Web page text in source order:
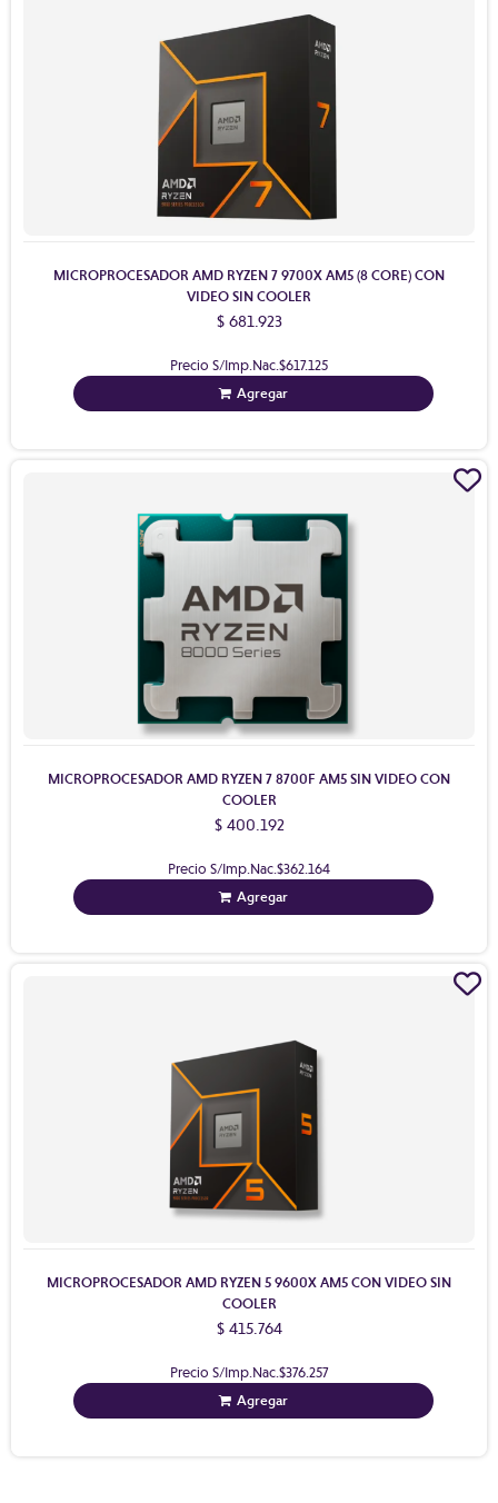
MICROPROCESADOR AMD RYZEN 7 9700X AM5 (8 CORE) CON
VIDEO SIN COOLER
$ 681.923
Precio S/Imp.Nac.$617.125
Agregar
MICROPROCESADOR AMD RYZEN 7 8700F AM5 SIN VIDEO CON
COOLER
$ 400.192
Precio S/Imp.Nac.$362.164
Agregar
MICROPROCESADOR AMD RYZEN 5 9600X AM5 CON VIDEO SIN
COOLER
$ 415.764
Precio S/Imp.Nac.$376.257
Agregar